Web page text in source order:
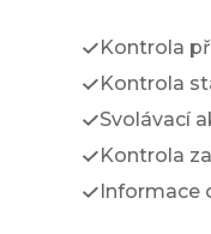
Kontrola
Kontrola
Svolávací
Kontrola
Informace